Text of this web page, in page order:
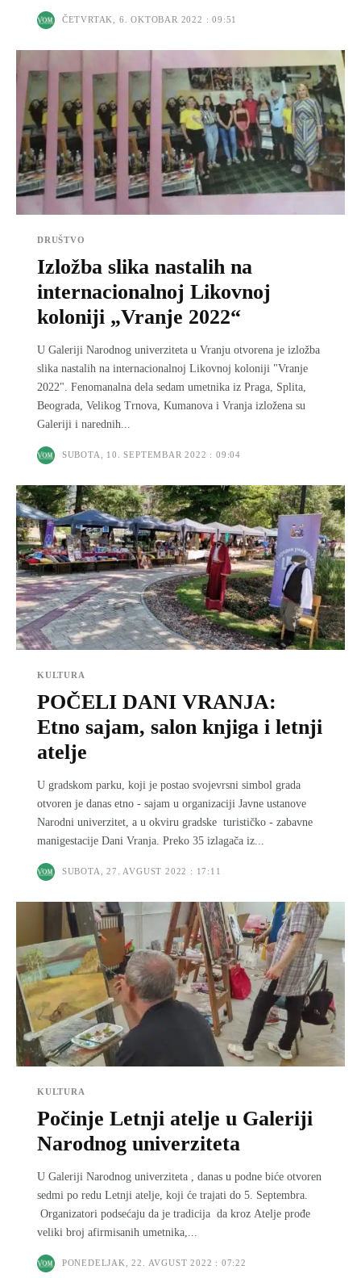
ČETVRTAK, 6. OKTOBAR 2022 : 09:51
DRUŠTVO
Izložba slika nastalih na
internacionalnoj Likovnoj
koloniji „Vranje 2022“
U Galeriji Narodnog univerziteta u Vranju otvorena je izložba
slika nastalih na internacionalnoj Likovnoj koloniji "Vranje
2022". Fenomanalna dela sedam umetnika iz Praga, Splita,
Beograda, Velikog Trnova, Kumanova i Vranja izložena su
Galeriji i narednih...
SUBOTA, 10. SEPTEMBAR 2022 : 09:04
KULTURA
POČELI DANI VRANJA:
Etno sajam, salon knjiga i letnji
atelje
U gradskom parku, koji je postao svojevrsni simbol grada
otvoren je danas etno - sajam u organizaciji Javne ustanove
Narodni univerzitet, a u okviru gradske turističko - zabavne
manigestacije Dani Vranja. Preko 35 izlagača iz...
SUBOTA, 27. AVGUST 2022 : 17:11
KULTURA
Počinje Letnji atelje u Galeriji
Narodnog univerziteta
U Galeriji Narodnog univerziteta , danas u podne biće otvoren
sedmi po redu Letnji atelje, koji će trajati do 5. Septembra.
Organizatori podsećaju da je tradicija da kroz Atelјe prođe
veliki broj afirmisanih umetnika,...
PONEDELJAK, 22. AVGUST 2022 : 07:22